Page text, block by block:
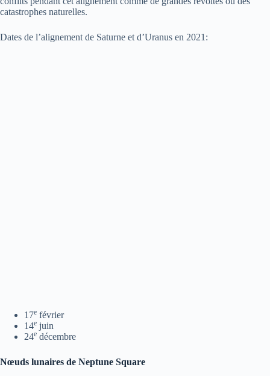
catastrophes naturelles.
Dates de l’alignement de Saturne et d’Uranus en 2021:
17e février
14e juin
24e décembre
Nœuds lunaires de Neptune Square